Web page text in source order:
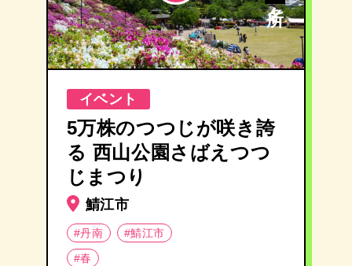
イベント
5万株のつつじが咲き誇
る 西山公園さばえつつ
じまつり
鯖江市
#丹南
#鯖江市
#春